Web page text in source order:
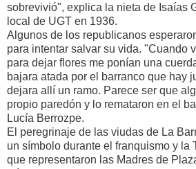
sobrevivió", explica la nieta de Isaías
local de UGT en 1936.
Algunos de los republicanos
para intentar salvar su vida. "Cuando
para dejar flores me ponían una
bajara atada por el barranco que hay
dejara allí un ramo. Parece ser que
propio paredón y lo remataron en el
Lucía Berrozpe.
El peregrinaje de las viudas de La
un símbolo durante el franquismo y la
que representaron las Madres de